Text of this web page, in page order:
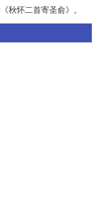
秋怀二首寄圣俞》。